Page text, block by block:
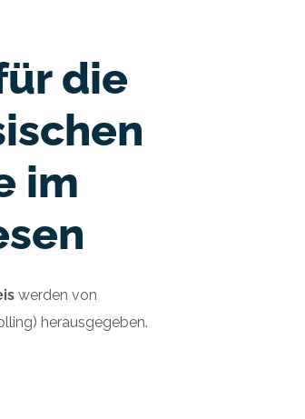
die
im
werden von
herausgegeben.